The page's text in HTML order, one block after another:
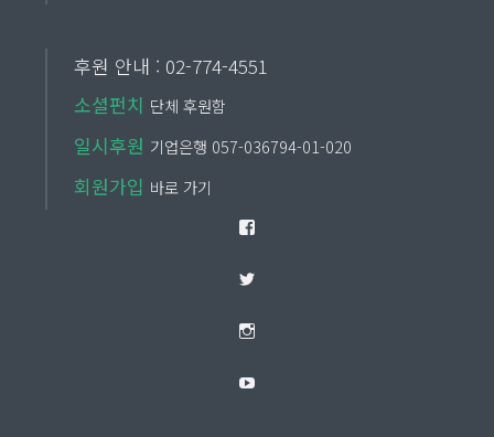
후원 안내 : 02-774-4551
소셜펀치 단체 후원함
일시후원 기업은행 057-036794-01-020
회원가입 바로 가기
Facebook
Twitter
Instagram
YouTube